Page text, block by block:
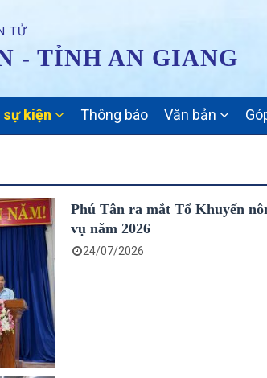
TỬ
- TỈNH AN GIANG
kiện Thông báo Văn bản
Phú Tân ra mắt Tổ Khuyến
vụ năm 2026
24/07/2026